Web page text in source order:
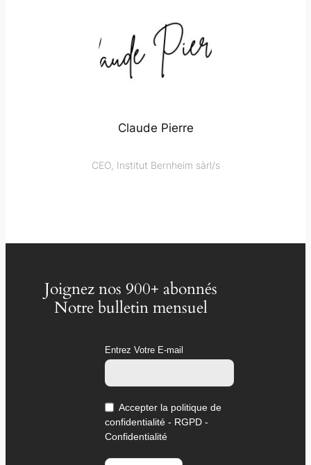
Claude Pierre
CEO, Institut Bernheim sàrl/s
Joignez nos 900+ abonnés
Notre bulletin mensuel
Entrez Votre E-mail
Accepter la politique de
confidentialité - RGPD -
Confidentialité